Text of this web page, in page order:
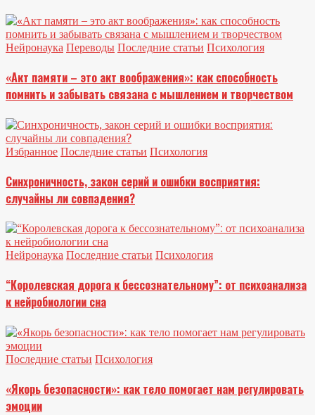
Нейронаука Переводы Последние статьи Психология
«Акт памяти – это акт воображения»: как способность
помнить и забывать связана с мышлением и творчеством
Избранное Последние статьи Психология
Синхроничность, закон серий и ошибки восприятия:
случайны ли совпадения?
Нейронаука Последние статьи Психология
“Королевская дорога к бессознательному”: от психоанализа
к нейробиологии сна
Последние статьи Психология
«Якорь безопасности»: как тело помогает нам регулировать
эмоции